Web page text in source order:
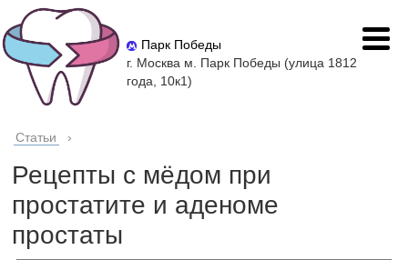
Парк Победы
г. Москва м. Парк Победы (улица 1812
года, 10к1)
Статьи ›
Рецепты с мёдом при
простатите и аденоме
простаты